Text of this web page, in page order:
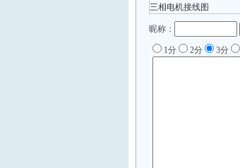
三相电机接线图
昵称：
1分 2分 3分